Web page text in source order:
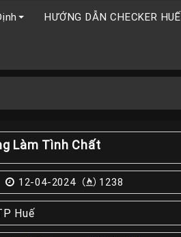
HƯỚNG DẪN CHECKER HUẾ
Làm Tình Chất
12-04-2024 1238
Huế